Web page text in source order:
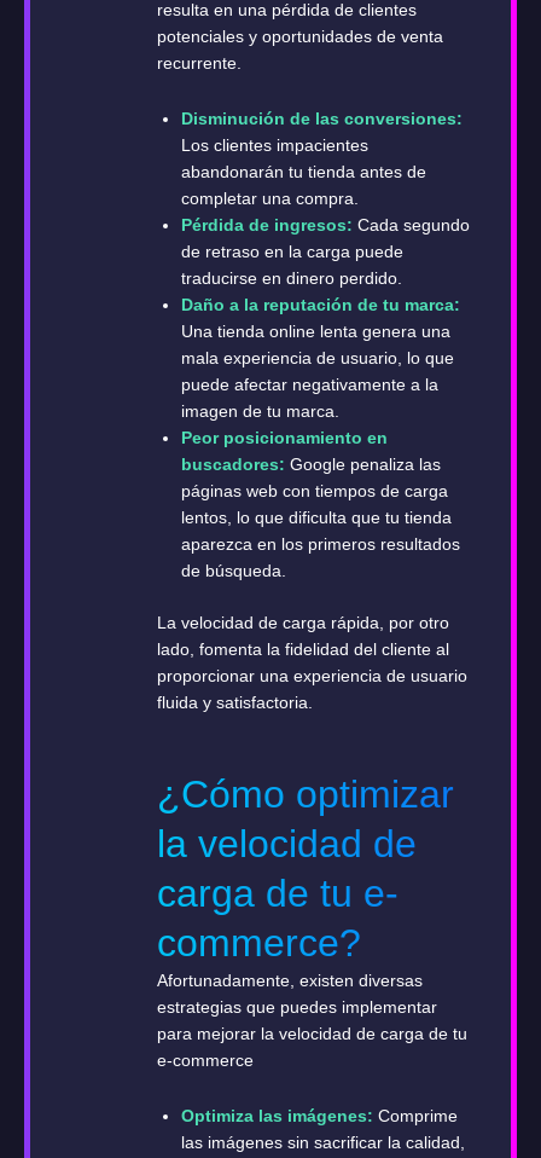
resulta en una pérdida de clientes
potenciales y oportunidades de venta
recurrente.
Disminución de las conversiones:
Los clientes impacientes
abandonarán tu tienda antes de
completar una compra.
Pérdida de ingresos: Cada segundo
de retraso en la carga puede
traducirse en dinero perdido.
Daño a la reputación de tu marca:
Una tienda online lenta genera una
mala experiencia de usuario, lo que
puede afectar negativamente a la
imagen de tu marca.
Peor posicionamiento en
buscadores: Google penaliza las
páginas web con tiempos de carga
lentos, lo que dificulta que tu tienda
aparezca en los primeros resultados
de búsqueda.
La velocidad de carga rápida, por otro
lado, fomenta la fidelidad del cliente al
proporcionar una experiencia de usuario
fluida y satisfactoria.
¿Cómo optimizar
la velocidad de
carga de tu e-
commerce?
Afortunadamente, existen diversas
estrategias que puedes implementar
para mejorar la velocidad de carga de tu
e-commerce
Optimiza las imágenes: Comprime
las imágenes sin sacrificar la calidad,